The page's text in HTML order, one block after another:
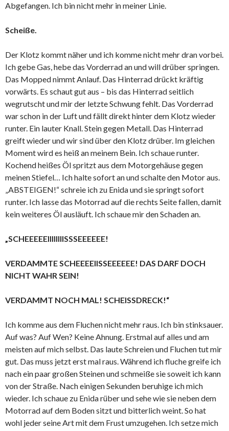
Abgefangen. Ich bin nicht mehr in meiner Linie.
Scheiße.
Der Klotz kommt näher und ich komme nicht mehr dran vorbei.
Ich gebe Gas, hebe das Vorderrad an und will drüber springen.
Das Mopped nimmt Anlauf. Das Hinterrad drückt kräftig
vorwärts. Es schaut gut aus – bis das Hinterrad seitlich
wegrutscht und mir der letzte Schwung fehlt. Das Vorderrad
war schon in der Luft und fällt direkt hinter dem Klotz wieder
runter. Ein lauter Knall. Stein gegen Metall. Das Hinterrad
greift wieder und wir sind über den Klotz drüber. Im gleichen
Moment wird es heiß an meinem Bein. Ich schaue runter.
Kochend heißes Öl spritzt aus dem Motorgehäuse gegen
meinen Stiefel… Ich halte sofort an und schalte den Motor aus.
„ABSTEIGEN!“ schreie ich zu Enida und sie springt sofort
runter. Ich lasse das Motorrad auf die rechts Seite fallen, damit
kein weiteres Öl ausläuft. Ich schaue mir den Schaden an.
„SCHEEEEEIIIIIIIISSSEEEEEE!
VERDAMMTE SCHEEEEIISSEEEEEE! DAS DARF DOCH
NICHT WAHR SEIN!
VERDAMMT NOCH MAL! SCHEISSDRECK!“
Ich komme aus dem Fluchen nicht mehr raus. Ich bin stinksauer.
Auf was? Auf Wen? Keine Ahnung. Erstmal auf alles und am
meisten auf mich selbst. Das laute Schreien und Fluchen tut mir
gut. Das muss jetzt erst mal raus. Während ich fluche greife ich
nach ein paar großen Steinen und schmeiße sie soweit ich kann
von der Straße. Nach einigen Sekunden beruhige ich mich
wieder. Ich schaue zu Enida rüber und sehe wie sie neben dem
Motorrad auf dem Boden sitzt und bitterlich weint. So hat
wohl jeder seine Art mit dem Frust umzugehen. Ich setze mich